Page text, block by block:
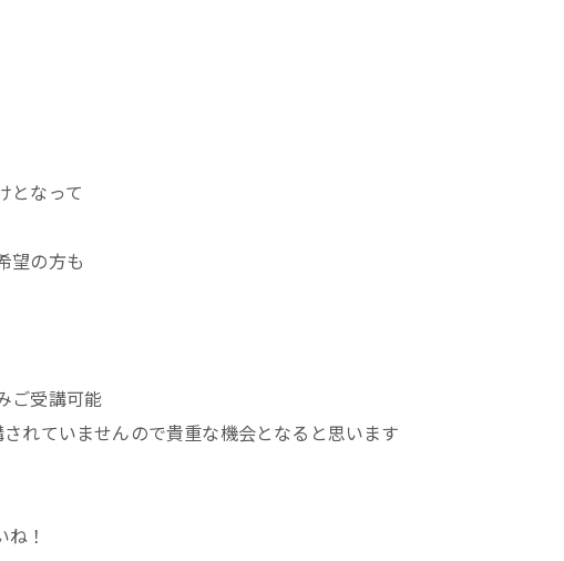
となって
望の方も
ご受講可能
れていませんので貴重な機会となると思います
！